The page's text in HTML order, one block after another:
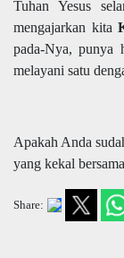
Tuhan Yesus
mengajarkan kita
pada-Nya, punya
melayani satu
Apakah Anda
yang kekal
Share: